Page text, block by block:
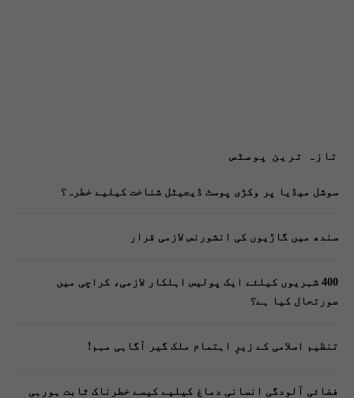
تازہ ترین پوسٹس
سوشل میڈیا پر وکڑی پوسٹ ڈیجیٹل شناخت کیلیے خطرہ؟
سندھ میں گاڑیوں کی انشورنس لازمی قرار
400 شہریوں کیلئے ایک پولیس اہلکار لازمی، کراچی میں
صورتحال کیا ہے؟
تنظیم اسلامی کے زیرِ اہتمام ملک گیر آگاہی مہم!
فضائی آلودگی انسانی دماغ کیلیے کیسے خطرناک ثابت ہورہی